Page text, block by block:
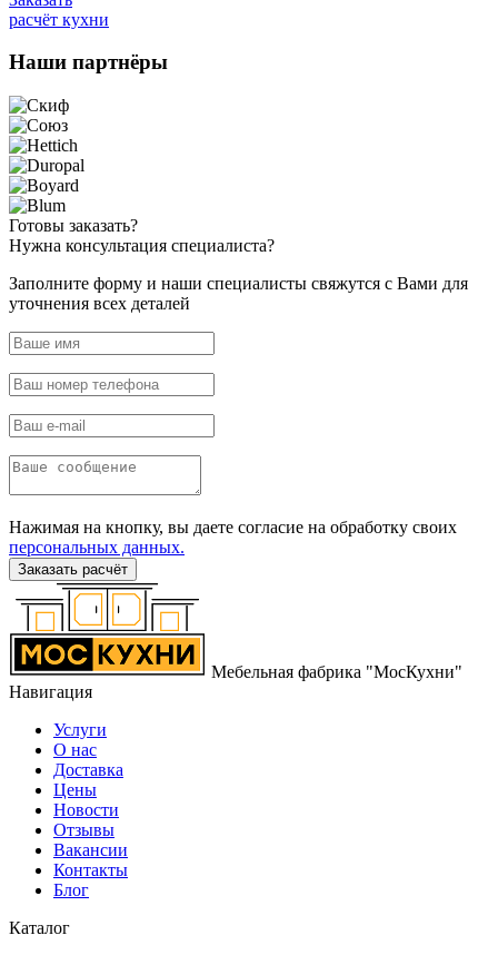
расчёт кухни
Наши партнёры
Готовы заказать?
Нужна консультация специалиста?
Заполните форму и наши специалисты свяжутся с Вами для
уточнения всех деталей
Нажимая на кнопку, вы даете согласие на обработку своих
персональных данных.
Заказать расчёт
Мебельная фабрика "МосКухни"
Навигация
Услуги
О нас
Доставка
Цены
Новости
Отзывы
Вакансии
Контакты
Блог
Каталог